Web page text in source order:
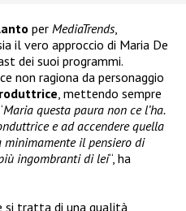
per MediaTrends,
il vero approccio di Maria De
dei suoi programmi.
non ragiona da personaggio
, mettendo sempre
Maria questa paura non ce l’ha.
e ad accendere quella
il pensiero di
ingombranti di lei“, ha
si tratta di una qualità